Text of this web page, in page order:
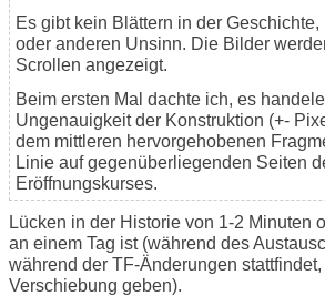
Es gibt kein Blättern in der
oder anderen Unsinn. Die Bilder
Scrollen angezeigt.
Beim ersten Mal dachte ich, es
Ungenauigkeit der Konstruktion (+-
dem mittleren hervorgehobenen
Linie auf gegenüberliegenden Seiten
Eröffnungskurses.
Lücken in der Historie von 1-2 Minuten
an einem Tag ist (während des
während der TF-Änderungen
Verschiebung geben).